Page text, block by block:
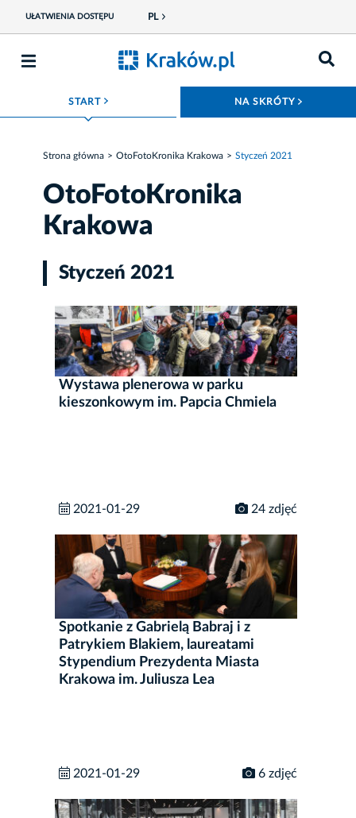
UŁATWIENIA DOSTĘPU PL
START ROZWIŃ MENU NA SKRÓTY
Strona główna OtoFotoKronika Krakowa Styczeń 2021
OtoFotoKronika
Krakowa
Styczeń 2021
Wystawa plenerowa w parku
kieszonkowym im. Papcia Chmiela
2021-01-29 24 zdjęć
Spotkanie z Gabrielą Babraj i z
Patrykiem Blakiem, laureatami
Stypendium Prezydenta Miasta
Krakowa im. Juliusza Lea
2021-01-29 6 zdjęć